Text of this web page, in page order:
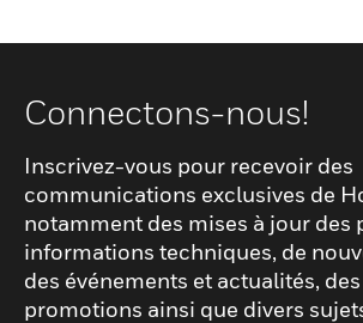
Connectons-nous!
Inscrivez-vous pour recevoir des
communications exclusives de
notamment des mises à jour des
informations techniques, de
des événements et actualités,
promotions ainsi que divers